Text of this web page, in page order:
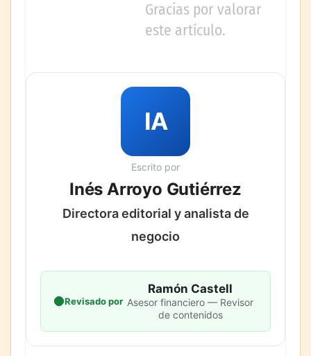
Gracias por valorar
este artículo.
IA
Escrito por
Inés Arroyo Gutiérrez
Directora editorial y analista de
negocio
Revisado por
Ramón Castell
Asesor financiero — Revisor
de contenidos